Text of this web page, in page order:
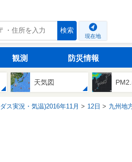
検索
現在地
観測 防災情報
天気図
ス実況・気温)2016年11月 12日 九州地